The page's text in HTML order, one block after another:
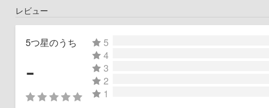
レビュー
5つ星のうち
-
5
4
3
2
1